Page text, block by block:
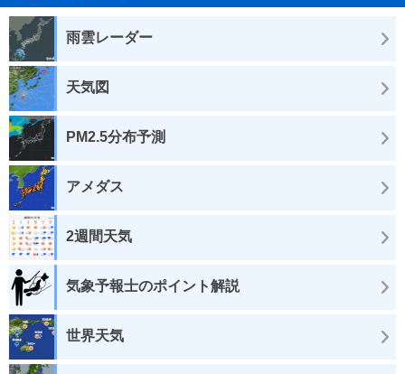
雨雲レーダー
天気図
PM2.5分布予測
アメダス
2週間天気
気象予報士のポイント解説
世界天気